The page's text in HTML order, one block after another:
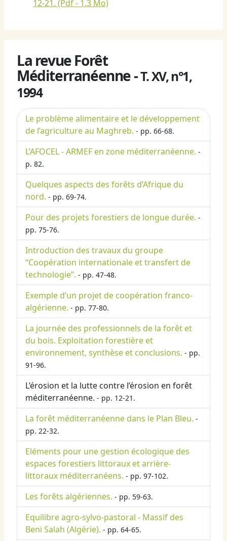
12-21. (Pdf - 1.3 Mo)
La revue Forêt
Méditerranéenne -T. XV, n°1,
1994
Le problème alimentaire et le développement
de l’agriculture au Maghreb. - pp. 66-68.
L’AFOCEL - ARMEF en zone méditerranéenne. -
p. 82.
Quelques aspects des forêts d’Afrique du
nord. - pp. 69-74.
Pour des projets forestiers de longue durée. -
pp. 75-76.
Introduction des travaux du groupe
“Coopération internationale et transfert de
technologie”. - pp. 47-48.
Exemple d’un projet de coopération franco-
algérienne. - pp. 77-80.
La journée des professionnels de la forêt et
du bois. Exploitation forestière et
environnement, synthèse et conclusions. - pp.
91-96.
L’érosion et la lutte contre l’érosion en forêt
méditerranéenne. - pp. 12-21.
La forêt méditerranéenne dans le Plan Bleu. -
pp. 22-32.
Eléments pour une gestion écologique des
espaces forestiers littoraux et arrière-
littoraux méditerranéens. - pp. 97-102.
Les forêts algériennes. - pp. 59-63.
Equilibre agro-sylvo-pastoral - Massif des
Beni Salah (Algérie). - pp. 64-65.